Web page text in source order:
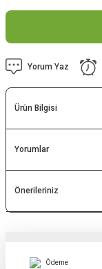
Yorum Yaz
Ürün Bilgisi
Yorumlar
Önerileriniz